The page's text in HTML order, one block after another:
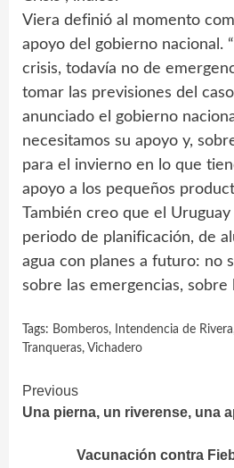
Viera definió al momento
apoyo del gobierno nacional.
crisis, todavía no de
tomar las previsiones del
anunciado el gobierno
necesitamos su apoyo y,
para el invierno en lo que
apoyo a los pequeños
También creo que el
periodo de planificación, de
agua con planes a futuro: no
sobre las emergencias, sobre
Tags: Bomberos, Intendencia de Rivera
Tranqueras, Vichadero
Continue
Reading
Previous
Una pierna, un riverense, una
Vacunación contra